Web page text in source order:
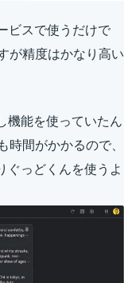
ビスで使うだけで
が精度はかなり高い
機能を使っていたん
時間がかかるので、
ぐっどくんを使うよ